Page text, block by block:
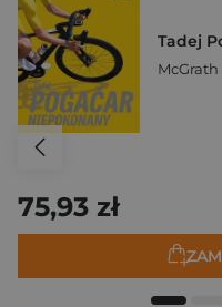
Tadej
75,93 zł